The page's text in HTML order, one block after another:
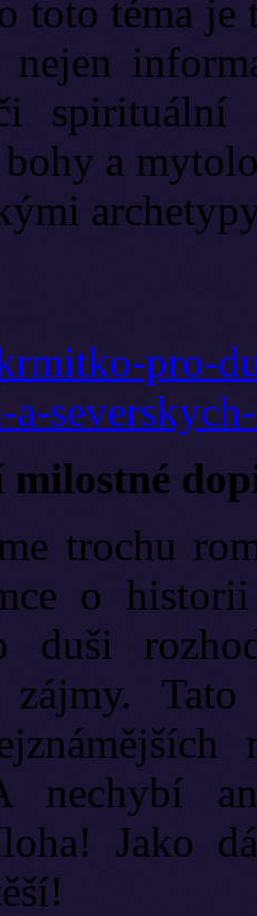
toto téma
nejen
spirituální
a
pro-
a-
trochu
o
duši
zájmy.
nechybí
Jako